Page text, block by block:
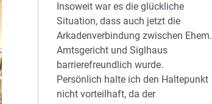
Insoweit war es die glückliche
Situation, dass auch jetzt die
Arkadenverbindung zwischen Ehem.
Amtsgericht und Siglhaus
barrierefreundlich wurde.
Persönlich halte ich den Haltepunkt
nicht vorteilhaft, da der